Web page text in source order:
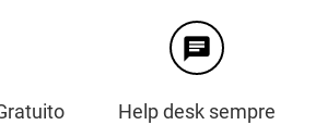
chat
Help desk sempre